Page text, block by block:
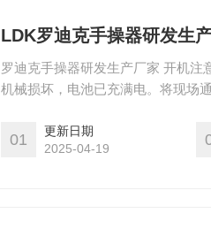
LDK罗迪克手操器研发生
罗迪克手操器研发生产厂家 开机注
机械损坏，电池已充满电。将现场
如若要关闭现场通讯器，可按住开
01
更新日期
2025-04-19